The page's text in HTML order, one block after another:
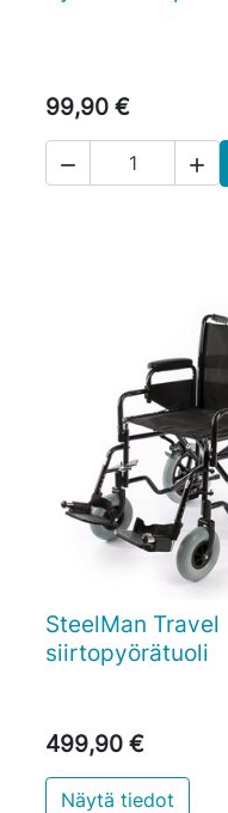
99,90 €
 

SteelMan Travel
siirtopyörätuoli
499,90 €
Näytä tiedot